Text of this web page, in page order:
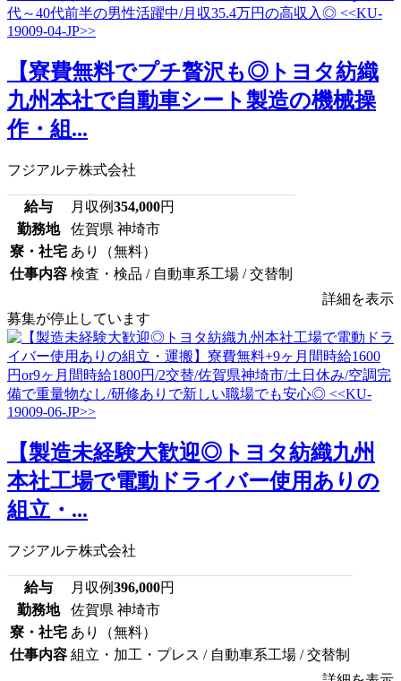
【寮費無料でプチ贅沢も◎トヨタ紡織
九州本社で自動車シート製造の機械操
作・組...
フジアルテ株式会社
給与 月収例354,000円
勤務地
佐賀県 神埼市
寮・社宅 あり（無料）
仕事内容 検査・検品 / 自動車系工場 / 交替制
詳細を表示
募集が停止しています
【製造未経験大歓迎◎トヨタ紡織九州
本社工場で電動ドライバー使用ありの
組立・...
フジアルテ株式会社
給与 月収例396,000円
勤務地
佐賀県 神埼市
寮・社宅 あり（無料）
仕事内容 組立・加工・プレス / 自動車系工場 / 交替制